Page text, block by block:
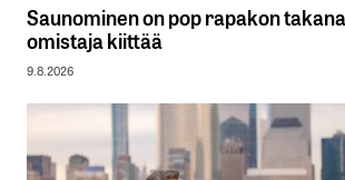
Saunominen on pop rapakon
omistaja kiittää
9.8.2026